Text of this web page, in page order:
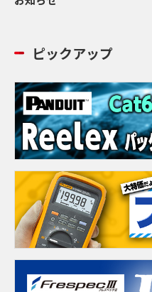
ピックアップ